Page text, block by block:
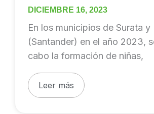
DICIEMBRE 16, 2023
En los municipios de Surata y
(Santander) en el año 2023,
cabo la formación de niñas,
Surata
y
Matanza
en
Leer más